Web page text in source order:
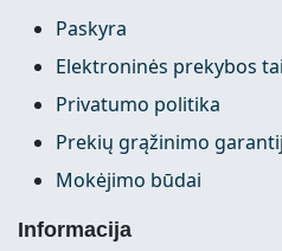
Paskyra
Elektroninės prekybos
Privatumo politika
Prekių grąžinimo
Mokėjimo būdai
Informacija